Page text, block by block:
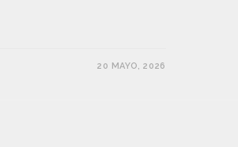
20 MAYO, 2026